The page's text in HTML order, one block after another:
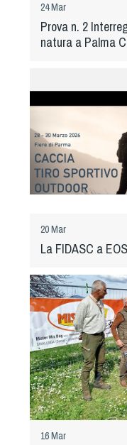
24 Mar
Prova n. 2
natura a Palma
20 Mar
La FIDASC a
16 Mar